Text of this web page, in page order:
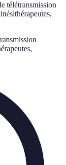
télétransmission